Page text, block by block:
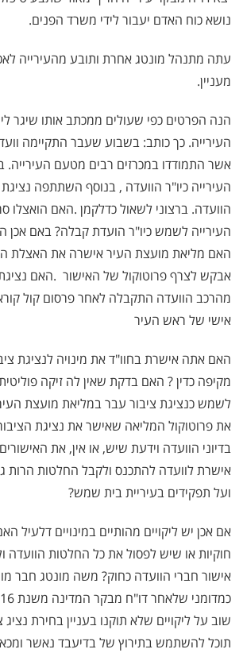
נושא כוח האדם יעבור לידי משרד הפנים.
עתה מתנהל מונטג אחרת ותובע מהעירייה
מעניין.
הנה הפרטים כפי שעולים ממכתב אותו שיגר
העירייה. כך כותב: בשבוע שעבר התקיימה
אשר התמודדו במכרזים רבים מטעם העירייה.
העירייה כיו"ר הוועדה , בנוסף השתתפה
הוועדה. ברצוני לשאול כדלקמן .האם הואצלו
העירייה לשמש כיו"ר הועדת קבלה? באם אכן
האם מליאת מועצת העיר אישרה את האצלת
אבקש לצרף פרוטוקול של האישור .האם
מהרכב הוועדה התקבלה לאחר פרסום קול קורא
אישי של ראש העיר
האם אתה אישרת בחוו"ד את מינויה לנציגת
מקיפה כדין? האם בדקת שאין לה זיקה
לשמש כנציגת ציבור עבר במליאת מועצת
את פרוטוקול המליאה שאישר את נציגת
בדיוני הוועדה וידעת שיש, או אין, את
אישרת לוועדה להתכנס ולקבל החלטות הרות
ועל תפקידים בעיריית בית שמש?
אם אכן יש ליקויים מהותיים במינויים דלעיל
חוקיות או שיש לפסול את כל החלטות הוועדה
אישור חברי הוועדה כחוק? משה מונטג חבר
שוב על ליקויים שלא תוקנו בעניין בחירת נציג
תוכל להשתמש בתירוץ של בדיעבד נאשר